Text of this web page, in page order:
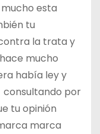
esta
tu
la trata y
mucho
había ley y
consultando por
tu opinión
marca